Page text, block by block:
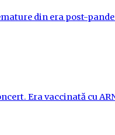
din era post-
Era vaccinată cu